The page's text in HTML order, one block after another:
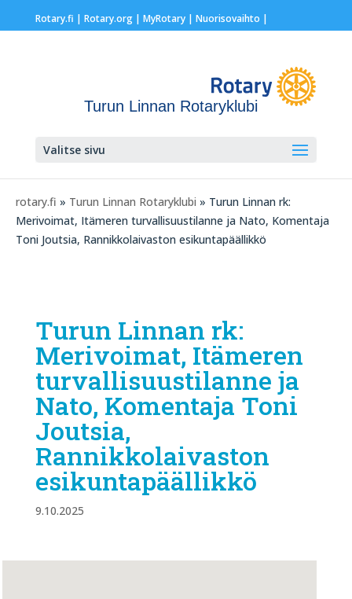
Rotary.fi | Rotary.org| MyRotary | Nuorisovaihto |
Turun Linnan Rotaryklubi
Valitse sivu
rotary.fi » Turun Linnan Rotaryklubi » Turun Linnan rk:
Merivoimat, Itämeren turvallisuustilanne ja Nato, Komentaja
Toni Joutsia, Rannikkolaivaston esikuntapäällikkö
Turun Linnan rk:
Merivoimat, Itämeren
turvallisuustilanne ja
Nato, Komentaja Toni
Joutsia,
Rannikkolaivaston
esikuntapäällikkö
9.10.2025